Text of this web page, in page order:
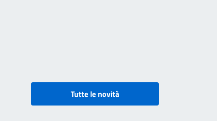
Tutte le novità